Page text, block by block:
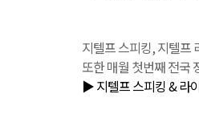
지텔프 스피킹, 지텔프
또한 매월 첫번째 전국
▶ 지텔프 스피킹 & 라